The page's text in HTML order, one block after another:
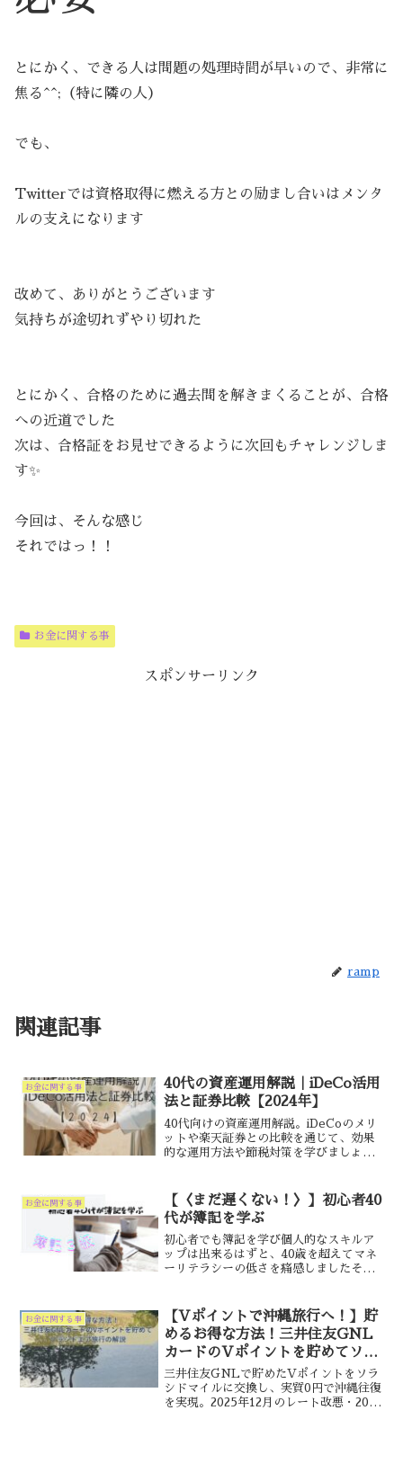
とにかく、できる人は問題の処理時間が早いので、非常に
焦る^^;（特に隣の人）
でも、
Twitterでは資格取得に燃える方との励まし合いはメンタ
ルの支えになります
改めて、ありがとうございます
気持ちが途切れずやり切れた
とにかく、合格のために過去問を解きまくることが、合格
への近道でした
次は、合格証をお見せできるように次回もチャレンジしま
す✨
今回は、そんな感じ
それではっ！！
お金に関する事
スポンサーリンク
ramp
関連記事
お金に関する事
40代の資産運用解説｜iDeCo活用
法と証券比較【2024年】
40代向けの資産運用解説。iDeCoのメリ
ットや楽天証券との比較を通じて、効果
的な運用方法や節税対策を学びましょ
お金に関する事
【〈まだ遅くない！〉】初心者40
代が簿記を学ぶ
初心者でも簿記を学び個人的なスキルア
ップは出来るはずと、40歳を超えてマネ
ーリテラシーの低さを痛感しましたそこ
３級を目指すのかかなり迷いましたが今
回は、簿記試験へのチャレンジを決意し
ました
お金に関する事
【Vポイントで沖縄旅行へ！】貯
めるお得な方法！三井住友GNL
カードのVポイントを貯めてソラ
シドエア旅行の解説
三井住友GNLで貯めたVポイントをソラ
シドマイルに交換し、実質0円で沖縄往復
を実現。2025年12月のレート改悪・2026